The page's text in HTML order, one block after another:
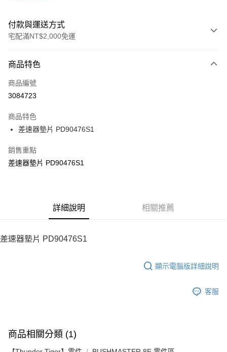
付款與運送方式
宅配滿NT$2,000免運
信用卡一次付款
LINE Pay
街口支付
悠遊付
ATM付款
每筆NT$100，滿NT$2,000(含以上)免運費
商品特色
商品編號
3084723
商品特色
差速器墊片 PD90476S1
銷售重點
差速器墊片 PD90476S1
詳細說明 相關推薦
差速器墊片 PD90476S1
顯示電腦版詳細說明
客服
商品相關分類 (1)